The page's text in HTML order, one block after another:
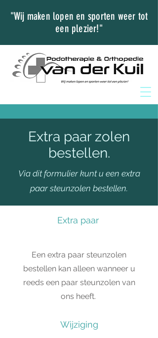
"Wij maken lopen en sporten weer tot
een plezier!"
Extra paar zolen
bestellen.
Via dit formulier kunt u een extra
paar steunzolen bestellen.
Extra paar
Een extra paar steunzolen
bestellen kan alleen wanneer u
reeds een paar steunzolen van
ons heeft.
Wijziging